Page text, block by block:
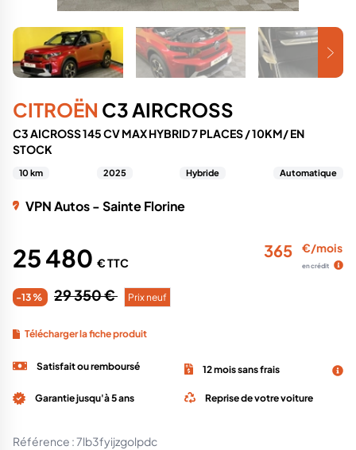
CITROËN C3 AIRCROSS
C3 AICROSS 145 CV MAX HYBRID 7 PLACES / 10KM/ EN
STOCK
10 km 2025 Hybride Automatique
VPN Autos - Sainte Florine
25 480 € TTC
-13 % 29 350 € Prix neuf
365 €/mois
en crédit
Télécharger la fiche produit
Satisfait ou remboursé 12 mois sans frais
Garantie jusqu'à 5 ans Reprise de votre voiture
Référence :7lb3fyijzgolpdc